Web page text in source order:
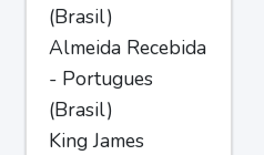
(Brasil)
Almeida Recebida
- Portugues
(Brasil)
King James